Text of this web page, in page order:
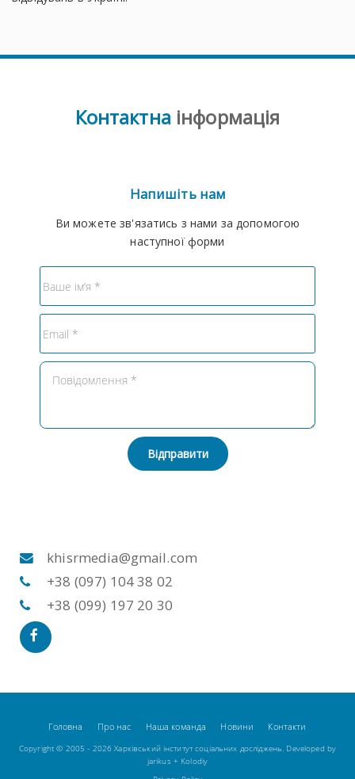
Контактна інформація
Напишіть нам
Ви можете зв'язатись з нами за допомогою
наступної форми
Відправити
khisrmedia@gmail.com
+38 (097) 104 38 02
+38 (099) 197 20 30
Головна Про нас Наша команда Новини Контакти
Copyright © 2005 - 2026 Харківський інститут соціальних досліджень. Developed by
jarikus+ Kolodiy